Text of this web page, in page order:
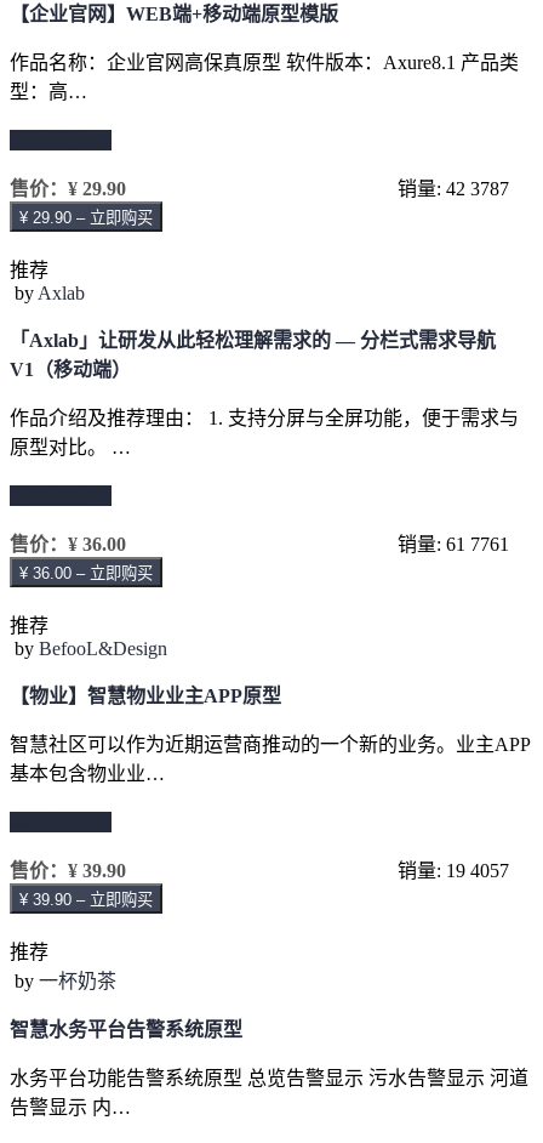
【企业官网】WEB端+移动端原型模版
作品名称：企业官网高保真原型 软件版本：Axure8.1 产品类
型：高…
售价： ¥ 29.90 销量: 42 3787
¥ 29.90 – 立即购买
推荐
by Axlab
「Axlab」让研发从此轻松理解需求的 — 分栏式需求导航
V1（移动端）
作品介绍及推荐理由： 1. 支持分屏与全屏功能，便于需求与
原型对比。 …
售价： ¥ 36.00 销量: 61 7761
¥ 36.00 – 立即购买
推荐
by BefooL&Design
【物业】智慧物业业主APP原型
智慧社区可以作为近期运营商推动的一个新的业务。业主APP
基本包含物业业…
售价： ¥ 39.90 销量: 19 4057
¥ 39.90 – 立即购买
推荐
by 一杯奶茶
智慧水务平台告警系统原型
水务平台功能告警系统原型 总览告警显示 污水告警显示 河道
告警显示 内…